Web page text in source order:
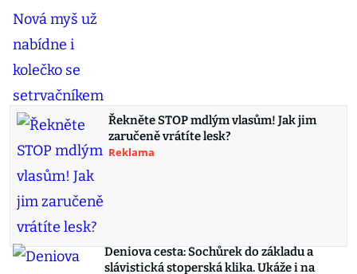
Řekněte STOP mdlým vlasům! Jak jim
zaručeně vrátíte lesk?
Reklama
Deniova cesta: Sochůrek do základu a
slávistická stoperská klika. Ukáže i na